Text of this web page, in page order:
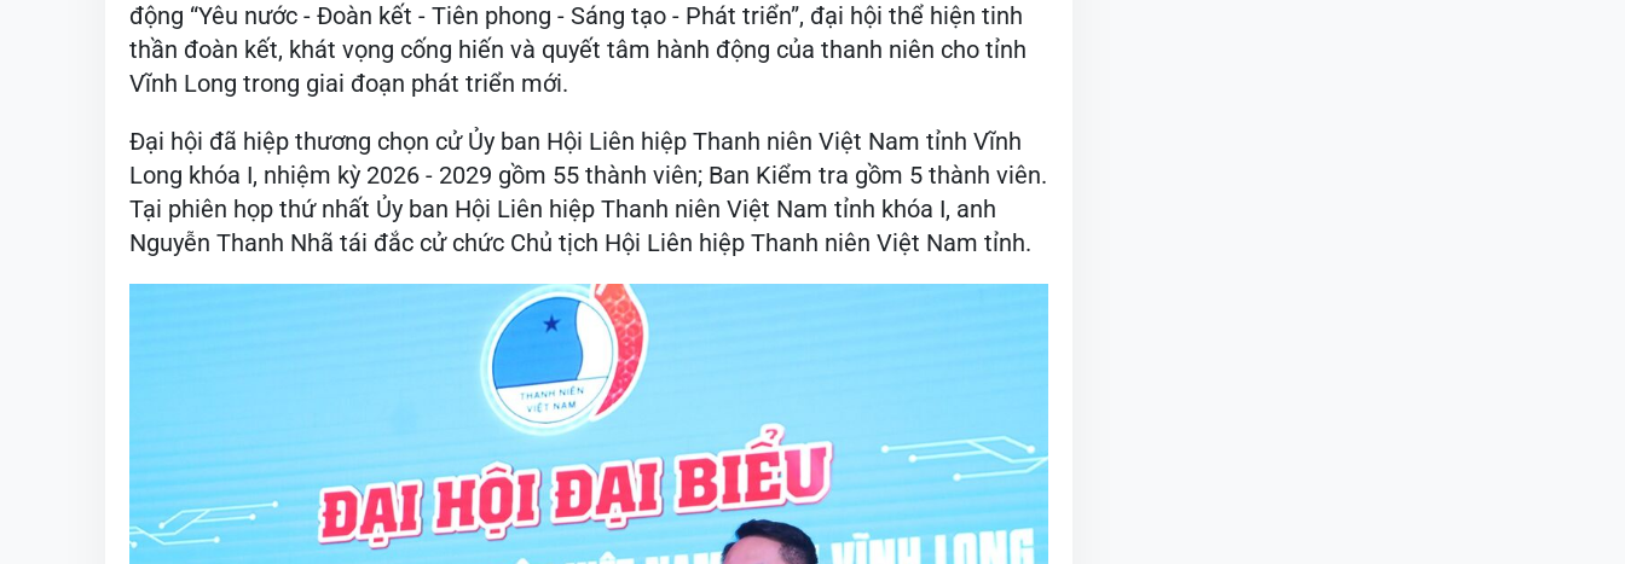
động “Yêu nước - Đoàn kết - Tiên phong - Sáng tạo - Phát triển”, đại hội thể hiện tinh
thần đoàn kết, khát vọng cống hiến và quyết tâm hành động của thanh niên cho tỉnh
Vĩnh Long trong giai đoạn phát triển mới.
Đại hội đã hiệp thương chọn cử Ủy ban Hội Liên hiệp Thanh niên Việt Nam tỉnh Vĩnh
Long khóa I, nhiệm kỳ 2026 - 2029 gồm 55 thành viên; Ban Kiểm tra gồm 5 thành viên.
Tại phiên họp thứ nhất Ủy ban Hội Liên hiệp Thanh niên Việt Nam tỉnh khóa I, anh
Nguyễn Thanh Nhã tái đắc cử chức Chủ tịch Hội Liên hiệp Thanh niên Việt Nam tỉnh.